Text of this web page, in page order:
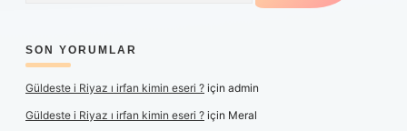
SON YORUMLAR
Güldeste i Riyaz ı irfan kimin eseri ? için admin
Güldeste i Riyaz ı irfan kimin eseri ? için Meral